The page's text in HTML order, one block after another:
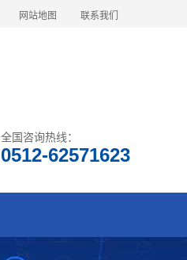
网站地图 联系我们
全国咨询热线：
0512-62571623